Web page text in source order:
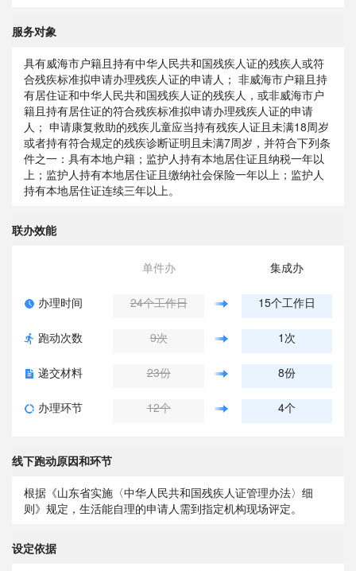
服务对象
具有威海市户籍且持有中华人民共和国残疾人证的残疾人或符
合残疾标准拟申请办理残疾人证的申请人； 非威海市户籍且持
有居住证和中华人民共和国残疾人证的残疾人，或非威海市户
籍且持有居住证的符合残疾标准拟申请办理残疾人证的申请
人； 申请康复救助的残疾儿童应当持有残疾人证且未满18周岁
或者持有符合规定的残疾诊断证明且未满7周岁，并符合下列条
件之一：具有本地户籍；监护人持有本地居住证且纳税一年以
上；监护人持有本地居住证且缴纳社会保险一年以上；监护人
持有本地居住证连续三年以上。
联办效能
单件办 集成办
办理时间 24个工作日 15个工作日
跑动次数 9次 1次
递交材料 23份 8份
办理环节 12个 4个
线下跑动原因和环节
根据《山东省实施〈中华人民共和国残疾人证管理办法〉细
则》规定，生活能自理的申请人需到指定机构现场评定。
设定依据